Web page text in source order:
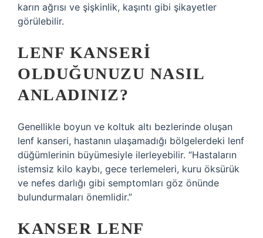
karın ağrısı ve şişkinlik, kaşıntı gibi şikayetler
görülebilir.
LENF KANSERI
OLDUĞUNUZU NASIL
ANLADINIZ?
Genellikle boyun ve koltuk altı bezlerinde oluşan
lenf kanseri, hastanın ulaşamadığı bölgelerdeki lenf
düğümlerinin büyümesiyle ilerleyebilir. “Hastaların
istemsiz kilo kaybı, gece terlemeleri, kuru öksürük
ve nefes darlığı gibi semptomları göz önünde
bulundurmaları önemlidir.”
KANSER LENF